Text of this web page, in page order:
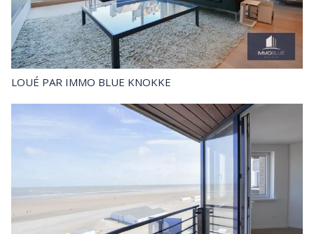
LOUÉ PAR IMMO BLUE KNOKKE